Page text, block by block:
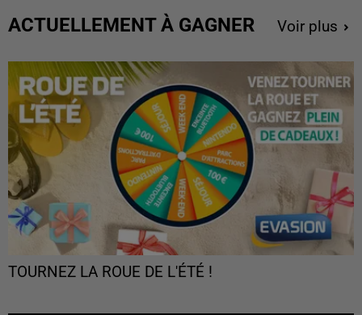
ACTUELLEMENT À GAGNER Voir plus
TOURNEZ LA ROUE DE L'ÉTÉ !